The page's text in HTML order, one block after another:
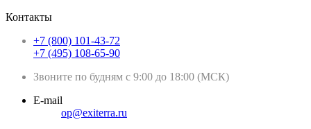
Контакты
+7 (800) 101-43-72
+7 (495) 108-65-90
Звоните по будням с 9:00 до 18:00 (МСК)
E-mail
op@exiterra.ru